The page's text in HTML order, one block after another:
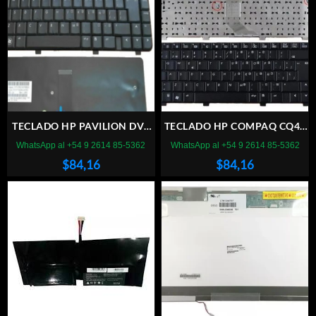
TECLADO HP PAVILION DV4
1000 SP PLATA
$84,16
WhatsApp al +54 9 2614 85-5362
TECLADO HP COMPAQ CQ40
CQ45 US NEGRO
$84,16
WhatsApp al +54 9 2614 85-5362